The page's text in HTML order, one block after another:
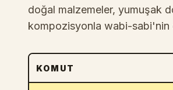
doğal malzemeler, yumuşak
kompozisyonla wabi-sabi'nin
KOMUT